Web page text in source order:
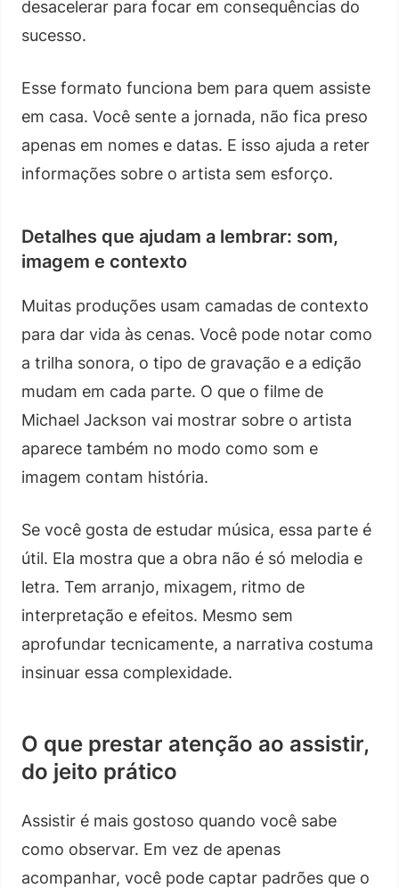
desacelerar para focar em consequências do
sucesso.
Esse formato funciona bem para quem assiste
em casa. Você sente a jornada, não fica preso
apenas em nomes e datas. E isso ajuda a reter
informações sobre o artista sem esforço.
Detalhes que ajudam a lembrar: som,
imagem e contexto
Muitas produções usam camadas de contexto
para dar vida às cenas. Você pode notar como
a trilha sonora, o tipo de gravação e a edição
mudam em cada parte. O que o filme de
Michael Jackson vai mostrar sobre o artista
aparece também no modo como som e
imagem contam história.
Se você gosta de estudar música, essa parte é
útil. Ela mostra que a obra não é só melodia e
letra. Tem arranjo, mixagem, ritmo de
interpretação e efeitos. Mesmo sem
aprofundar tecnicamente, a narrativa costuma
insinuar essa complexidade.
O que prestar atenção ao assistir,
do jeito prático
Assistir é mais gostoso quando você sabe
como observar. Em vez de apenas
acompanhar, você pode captar padrões que o